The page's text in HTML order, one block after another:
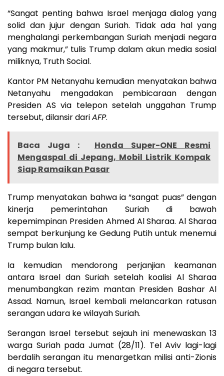
“Sangat penting bahwa Israel menjaga dialog yang
solid dan jujur dengan Suriah. Tidak ada hal yang
menghalangi perkembangan Suriah menjadi negara
yang makmur,” tulis Trump dalam akun media sosial
miliknya, Truth Social.
Kantor PM Netanyahu kemudian menyatakan bahwa
Netanyahu mengadakan pembicaraan dengan
Presiden AS via telepon setelah unggahan Trump
tersebut, dilansir dariAFP.
Baca Juga :
Honda Super-ONE Resmi
Mengaspal di Jepang, Mobil Listrik Kompak
Siap Ramaikan Pasar
Trump menyatakan bahwa ia “sangat puas” dengan
kinerja pemerintahan Suriah di bawah
kepemimpinan Presiden Ahmed Al Sharaa. Al Sharaa
sempat berkunjung ke Gedung Putih untuk menemui
Trump bulan lalu.
Ia kemudian mendorong perjanjian keamanan
antara Israel dan Suriah setelah koalisi Al Sharaa
menumbangkan rezim mantan Presiden Bashar Al
Assad. Namun, Israel kembali melancarkan ratusan
serangan udara ke wilayah Suriah.
Serangan Israel tersebut sejauh ini menewaskan 13
warga Suriah pada Jumat (28/11). Tel Aviv lagi-lagi
berdalih serangan itu menargetkan milisi anti-Zionis
di negara tersebut.